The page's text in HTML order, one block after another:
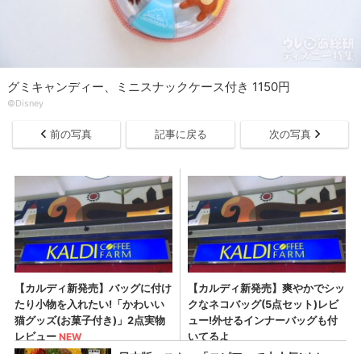
グミキャンディー、ミニスナックケース付き 1150円
©Disney
前の写真 記事に戻る 次の写真